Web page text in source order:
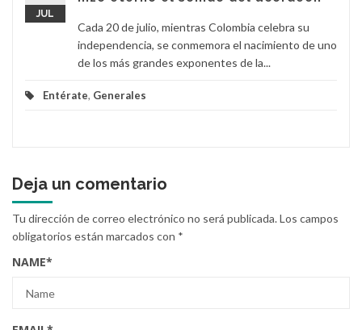
JUL
Cada 20 de julio, mientras Colombia celebra su
independencia, se conmemora el nacimiento de uno
de los más grandes exponentes de la...
Entérate, Generales
Deja un comentario
Tu dirección de correo electrónico no será publicada.Los campos
obligatorios están marcados con *
NAME*